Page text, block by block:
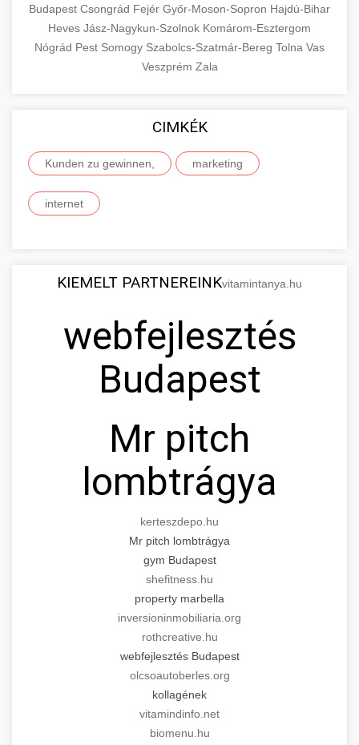
Budapest Csongrád Fejér Győr-Moson-Sopron Hajdú-Bihar
Heves Jász-Nagykun-Szolnok Komárom-Esztergom
Nógrád Pest Somogy Szabolcs-Szatmár-Bereg Tolna Vas
Veszprém Zala
CIMKÉK
Kunden zu gewinnen, marketing
internet
KIEMELT PARTNEREINKvitamintanya.hu
webfejlesztés
Budapest
Mr pitch
lombtrágya
kerteszdepo.hu
Mr pitch lombtrágya
gym Budapest
shefitness.hu
property marbella
inversioninmobiliaria.org
rothcreative.hu
webfejlesztés Budapest
olcsoautoberles.org
kollagének
vitamindinfo.net
biomenu.hu